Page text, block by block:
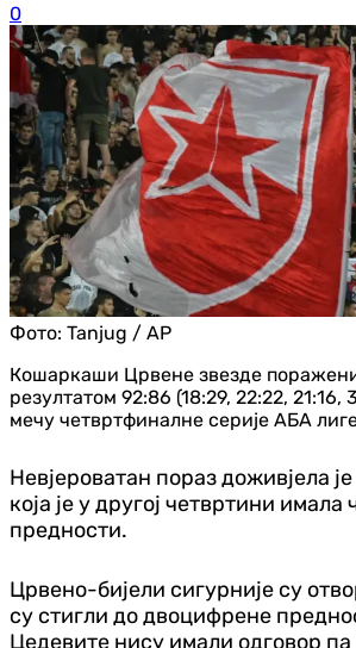
0
Фото: Tanjug / AP
Кошаркаши Црвене звезде
резултатом 92:86 (18:29, 22:22, 21:16,
мечу четвртфиналне серије АБА
Невјероватан пораз доживјела
која је у другој четвртини имала
предности.
Црвено-бијели сигурније су
су стигли до двоцифрене
Цедевите нису имали одговор па